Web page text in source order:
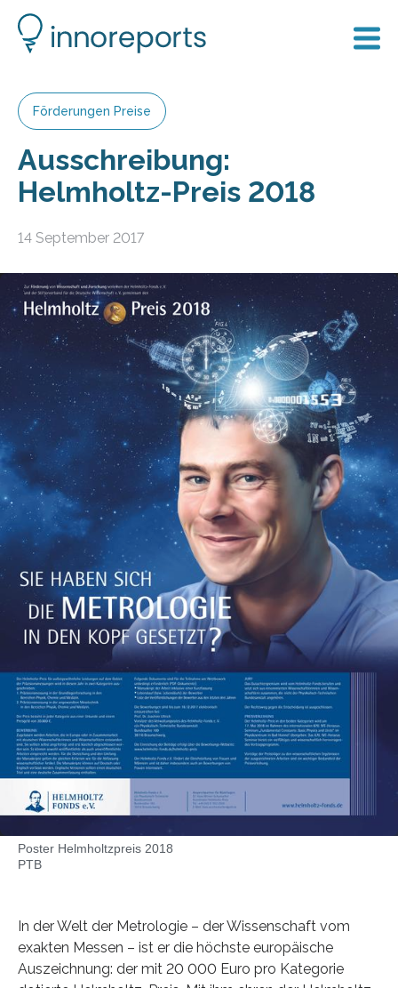
Förderungen Preise
Ausschreibung:
Helmholtz-Preis 2018
14 September 2017
Poster Helmholtzpreis 2018
PTB
In der Welt der Metrologie – der Wissenschaft vom
exakten Messen – ist er die höchste europäische
Auszeichnung: der mit 20 000 Euro pro Kategorie